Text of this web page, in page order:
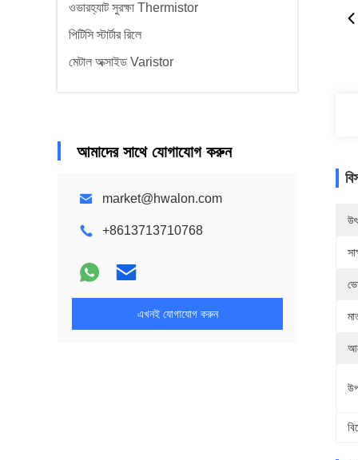
ওভারহ্যাট সুরক্ষা Thermistor
পিটিসি স্টার্টার রিলে
মেটাল অক্সাইড Varistor
আমাদের সাথে যোগাযোগ করুন
market@hwalon.com
+8613713710768
এখনই যোগাযোগ করুন